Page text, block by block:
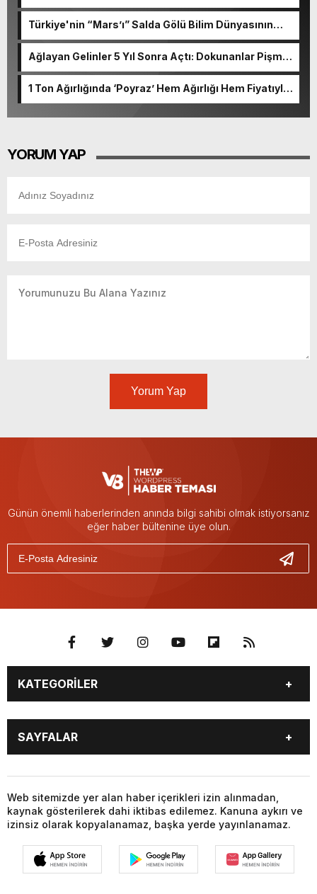
Türkiye'nin “Mars’ı” Salda Gölü Bilim Dünyasının
Ağlayan Gelinler 5 Yıl Sonra Açtı: Dokunanlar Pişman
1 Ton Ağırlığında ‘Poyraz’ Hem Ağırlığı Hem Fiyatıyla
YORUM YAP
Yorum Yap
Günün önemli haberlerinden anında bilgi sahibi olmak istiyorsanız
eğer haber bültenine üye olun.
KATEGORİLER
BURÇLAR
CANLI BORSA
CANLI SONUÇLAR
COVID-19
FİKSTÜR
FİRMA EKLE
FİRMA REHBERİ
GAZETE OKU
GAZETELER
HABER GÖNDER
HAVA DURUMU
NÖBETÇİ ECZANELER
PARİTELER
POPÜLER GALERİLER
PUAN DURUMU
SAYFALAR
CANLI SONUÇLAR
CANLI TV
COVID-19
FİKSTÜR
FİRMA EKLE
FİRMA REHBERİ
GAZETE OKU
GAZETELER
HABER GÖNDER
HAVA DURUMU
Web sitemizde yer alan haber içerikleri izin alınmadan,
kaynak gösterilerek dahi iktibas edilemez. Kanuna aykırı ve
izinsiz olarak kopyalanamaz, başka yerde yayınlanamaz.